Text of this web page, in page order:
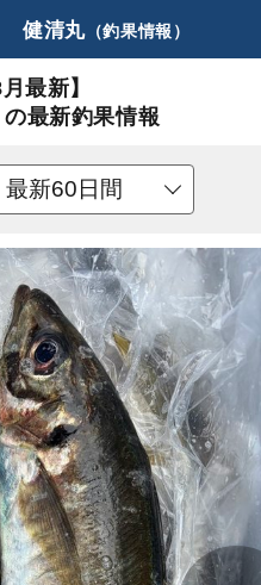
健清丸（釣果情報）
最新】
最新釣果情報